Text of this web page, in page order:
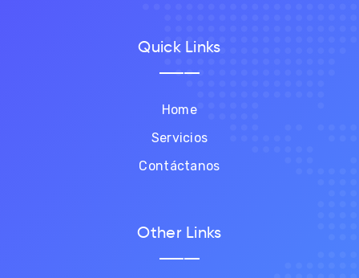
Quick Links
Home
Servicios
Contáctanos
Other Links